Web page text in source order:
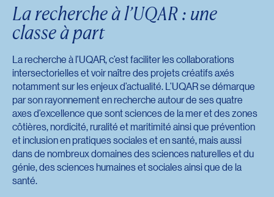
La recherche à l’UQAR : une
classe à part
La recherche à l’UQAR, c’est faciliter les collaborations
intersectorielles et voir naître des projets créatifs axés
notamment sur les enjeux d’actualité. L’UQAR se démarque
par son rayonnement en recherche autour de ses quatre
axes d’excellence que sont sciences de la mer et des zones
côtières, nordicité, ruralité et maritimité ainsi que prévention
et inclusion en pratiques sociales et en santé, mais aussi
dans de nombreux domaines des sciences naturelles et du
génie, des sciences humaines et sociales ainsi que de la
santé.